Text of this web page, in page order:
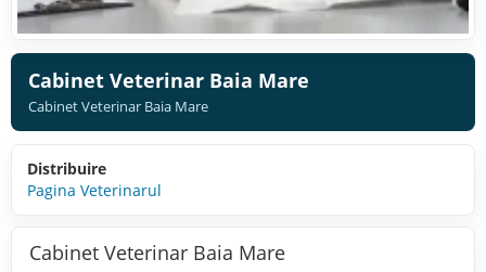
Cabinet Veterinar Baia Mare
Cabinet Veterinar Baia Mare
Distribuire
Pagina Veterinarul
Cabinet Veterinar Baia Mare